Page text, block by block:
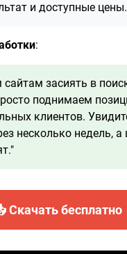
и доступные
:
засиять в
поднимаем
клиентов.
несколько недель, а
Скачать бесплатно